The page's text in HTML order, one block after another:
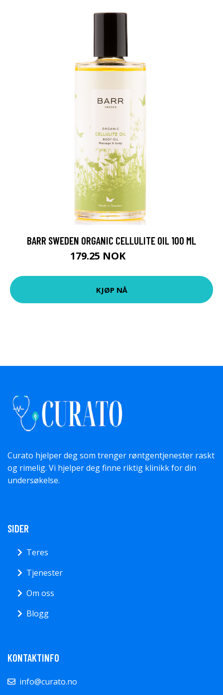
BARR SWEDEN ORGANIC CELLULITE OIL 100 ML
179.25 NOK
KJØP NÅ
Curato hjelper deg som trenger røntgentjenester raskt
og rimelig. Vi hjelper deg finne riktig klinikk for din
undersøkelse.
SIDER
Teres
Tjenester
Om oss
Blogg
KONTAKTINFO
info@curato.no